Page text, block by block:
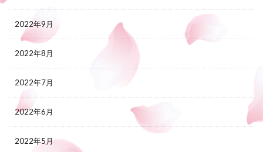
2022年9月
2022年8月
2022年7月
2022年6月
2022年5月